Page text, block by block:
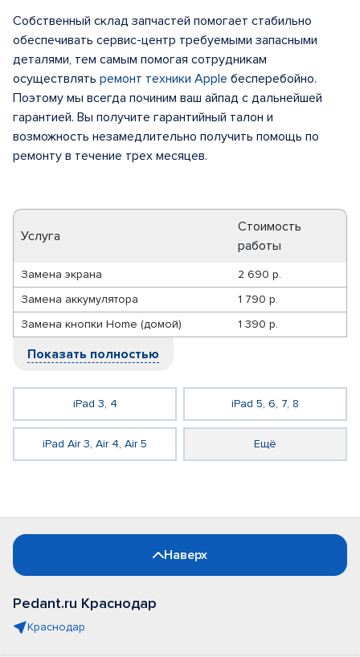
Собственный склад запчастей помогает стабильно
обеспечивать сервис-центр требуемыми запасными
деталями, тем самым помогая сотрудникам
осуществлять ремонт техники Apple бесперебойно.
Поэтому мы всегда починим ваш айпад с дальнейшей
гарантией. Вы получите гарантийный талон и
возможность незамедлительно получить помощь по
ремонту в течение трех месяцев.
Услуга
Стоимость
работы
Замена экрана
2 690 р.
Замена аккумулятора
1 790 р.
Замена кнопки Home (домой)
1 390 р.
Показать полностью
iPad 3, 4 iPad 5, 6, 7, 8
iPad Air 3, Air 4, Air 5 Ещё
Наверх
Pedant.ru Краснодар
Краснодар